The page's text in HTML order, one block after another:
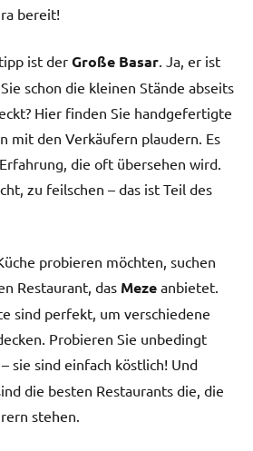
bereit!
ist der Große Basar. Ja, er ist
schon die kleinen Stände abseits
Hier finden Sie handgefertigte
mit den Verkäufern plaudern. Es
die oft übersehen wird.
zu feilschen – das ist Teil des
probieren möchten, suchen
Restaurant, das Meze anbietet.
sind perfekt, um verschiedene
Probieren Sie unbedingt
– sie sind einfach köstlich! Und
die besten Restaurants die, die
stehen.